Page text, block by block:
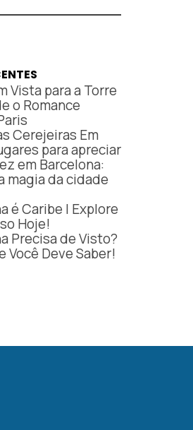
Vista para a Torre
o Romance
Cerejeiras Em
para apreciar
em Barcelona:
magia da cidade
é Caribe | Explore
Hoje!
Precisa de Visto?
Você Deve Saber!